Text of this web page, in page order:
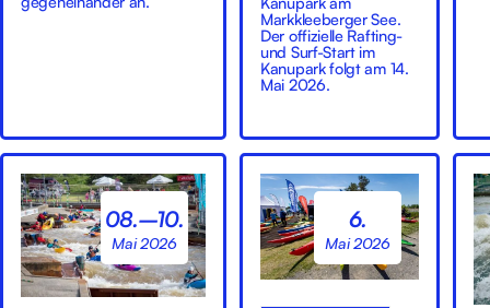
Markkleeberger See.
Der offizielle Rafting-
und Surf-Start im
Kanupark folgt am 14.
Mai 2026.
08.–10.
Mai 2026
6.
Mai 2026